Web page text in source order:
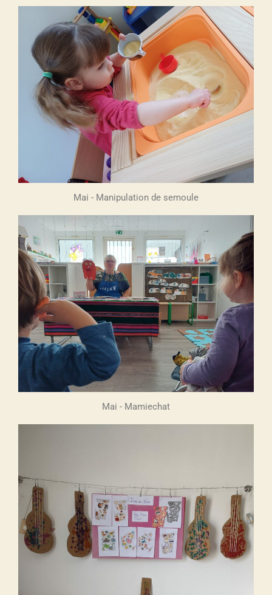
Mai - Manipulation de semoule
Mai - Mamiechat